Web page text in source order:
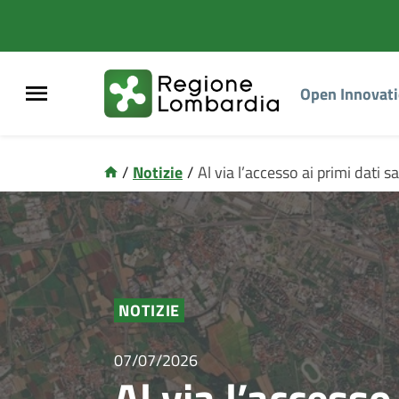
Open
/ Notizie/Al via l’accesso ai primi dati
NOTIZIE
07/07/2026